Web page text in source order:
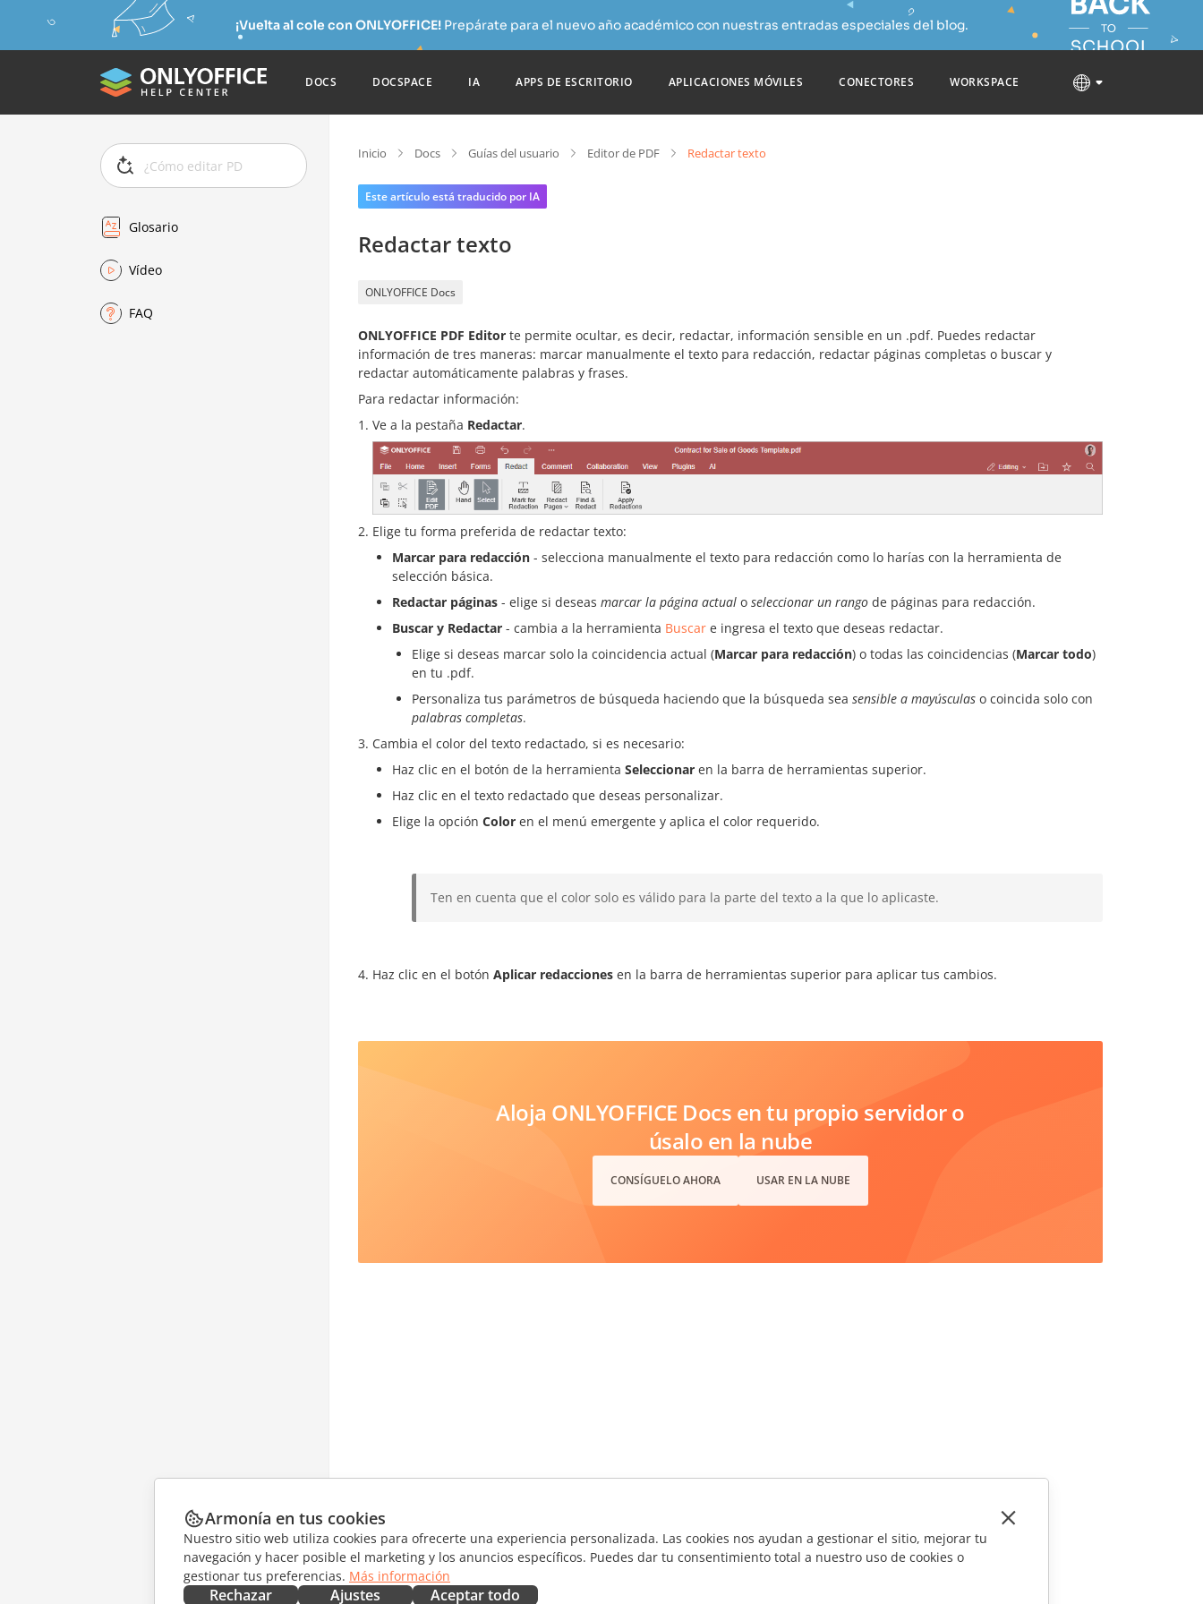
¡Vuelta al cole con ONLYOFFICE!Prepárate para el nuevo año académico con nuestras entradas especiales del blog.
DOCS DOCSPACE IA APPS DE ESCRITORIO APLICACIONES MÓVILES CONECTORES WORKSPACE
Glosario
Vídeo
FAQ
Inicio Docs Guías del usuario Editor de PDF Redactar texto
Este artículo está traducido por IA
Redactar texto
ONLYOFFICE Docs
ONLYOFFICE PDF Editor te permite ocultar, es decir, redactar, información sensible en un .pdf. Puedes redactar
información de tres maneras: marcar manualmente el texto para redacción, redactar páginas completas o buscar y
redactar automáticamente palabras y frases.
Para redactar información:
Ve a la pestaña Redactar.
Elige tu forma preferida de redactar texto:
Marcar para redacción - selecciona manualmente el texto para redacción como lo harías con la herramienta de
selección básica.
Redactar páginas - elige si deseas marcar la página actual o seleccionar un rango de páginas para redacción.
Buscar y Redactar - cambia a la herramienta Buscar e ingresa el texto que deseas redactar.
Elige si deseas marcar solo la coincidencia actual (Marcar para redacción) o todas las coincidencias (Marcar todo)
en tu .pdf.
Personaliza tus parámetros de búsqueda haciendo que la búsqueda sea sensible a mayúsculas o coincida solo con
palabras completas.
Cambia el color del texto redactado, si es necesario:
Haz clic en el botón de la herramienta Seleccionar en la barra de herramientas superior.
Haz clic en el texto redactado que deseas personalizar.
Elige la opción Color en el menú emergente y aplica el color requerido.
Ten en cuenta que el color solo es válido para la parte del texto a la que lo aplicaste.
Haz clic en el botón Aplicar redacciones en la barra de herramientas superior para aplicar tus cambios.
Aloja ONLYOFFICE Docs en tu propio servidor o
úsalo en la nube
CONSÍGUELO AHORA USAR EN LA NUBE
Armonía en tus cookies
Nuestro sitio web utiliza cookies para ofrecerte una experiencia personalizada. Las cookies nos ayudan a gestionar el sitio, mejorar tu
navegación y hacer posible el marketing y los anuncios específicos. Puedes dar tu consentimiento total a nuestro uso de cookies o
gestionar tus preferencias. Más información
Rechazar Ajustes Aceptar todo